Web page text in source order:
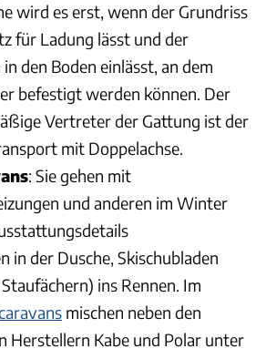
wird es erst, wenn der Grundriss
für Ladung lässt und der
den Boden einlässt, an dem
befestigt werden können. Der
Vertreter der Gattung ist der
mit Doppelachse.
: Sie gehen mit
und anderen im Winter
in der Dusche, Skischubladen
ins Rennen. Im
mischen neben den
Herstellern Kabe und Polar unter